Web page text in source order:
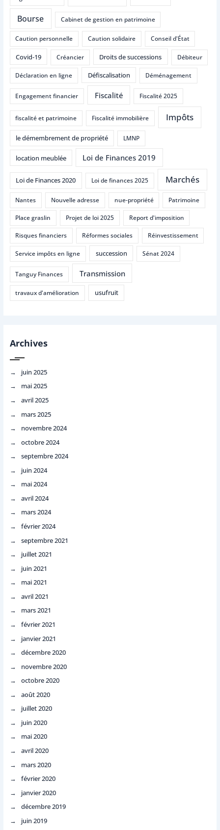
Bourse Cabinet de gestion en patrimoine
Caution personnelle Caution solidaire Conseil d'État
Covid-19 Créancier Droits de successions Débiteur
Déclaration en ligne Défiscalisation Déménagement
Engagement financier Fiscalité Fiscalité 2025
fiscalité et patrimoine Fiscalité immobilière Impôts
le démembrement de propriété LMNP
location meublée Loi de Finances 2019
Loi de Finances 2020 Loi de finances 2025 Marchés
Nantes Nouvelle adresse nue-propriété Patrimoine
Place graslin Projet de loi 2025 Report d'imposition
Risques financiers Réformes sociales Réinvestissement
Service impôts en ligne succession Sénat 2024
Tanguy Finances Transmission
travaux d'amélioration usufruit
Archives
juin 2025
mai 2025
avril 2025
mars 2025
novembre 2024
octobre 2024
septembre 2024
juin 2024
mai 2024
avril 2024
mars 2024
février 2024
septembre 2021
juillet 2021
juin 2021
mai 2021
avril 2021
mars 2021
février 2021
janvier 2021
décembre 2020
novembre 2020
octobre 2020
août 2020
juillet 2020
juin 2020
mai 2020
avril 2020
mars 2020
février 2020
janvier 2020
décembre 2019
juin 2019